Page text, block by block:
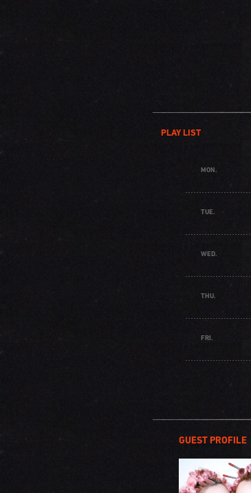
PLAY LIST
MON.
TUE.
WED.
THU.
FRI.
GUEST PROFILE